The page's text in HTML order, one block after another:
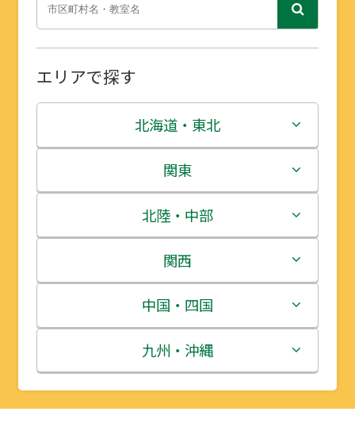
エリアで探す
北海道・東北
北海道
青森県
岩手県
宮城県
秋田県
山形県
関東
茨城県
栃木県
群馬県
埼玉県
千葉県
北陸・中部
新潟県
富山県
石川県
福井県
関西
三重県
滋賀県
京都府
中国・四国
鳥取県
島根県
九州・沖縄
福岡県